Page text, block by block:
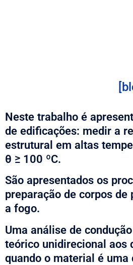
Neste trabalho é
de edificações: medir a
estrutural em altas
θ ≥ 100 ºC.
São apresentados os
preparação de corpos
a fogo.
Uma análise de
teórico unidirecional aos
quando o material é